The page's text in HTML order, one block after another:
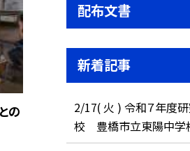
の
配布文書
新着記事
2/17( 火 ) 令和７年度
校 豊橋市立東陽中学